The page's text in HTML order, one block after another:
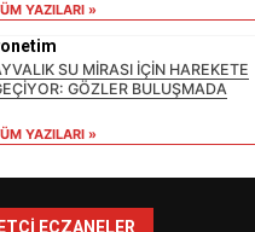
YAZILARI »
SU MİRASI İÇİN HAREKETE
GÖZLER BULUŞMADA
YAZILARI »
ECZANELER
SÜRDÜRÜLEBİLİRLİKTE NE
DEĞİŞECEK?